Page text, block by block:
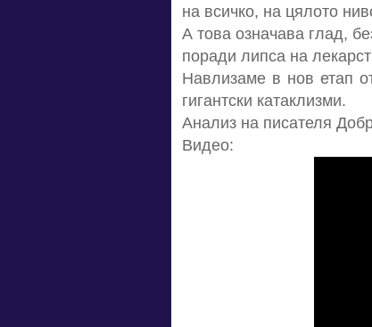
на всичко, на цялото
А това означава глад,
поради липса на
Навлизаме в нов етап
гигантски катаклизми.
Анализ на писателя
Видео: